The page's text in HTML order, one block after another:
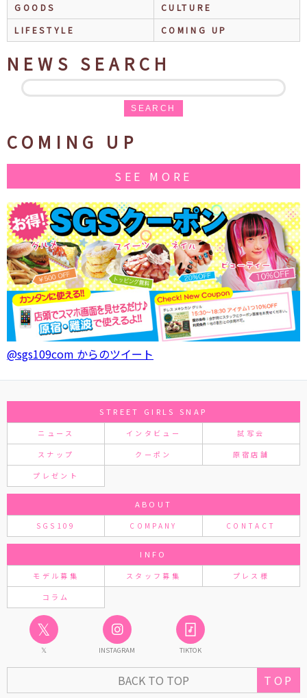
GOODS
CULTURE
LIFESTYLE
COMING UP
NEWS SEARCH
SEARCH
COMING UP
SEE MORE
@sgs109com からのツイート
STREET GIRLS SNAP
ニュース インタビュー 試写会
スナップ クーポン 原宿店舗
プレゼント
ABOUT
SGS109 COMPANY CONTACT
INFO
モデル募集 スタッフ募集 プレス様
コラム
𝕏
𝕏 INSTAGRAM TIKTOK
BACK TO TOP TOP